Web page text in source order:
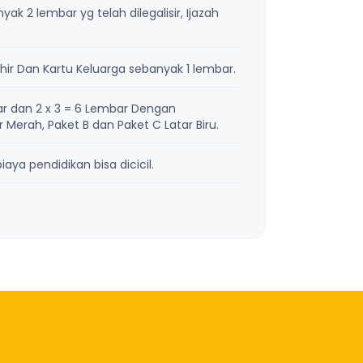
2 lembar yg telah dilegalisir, Ijazah
Dan Kartu Keluarga sebanyak 1 lembar.
dan 2 x 3 = 6 Lembar Dengan
Paket B dan Paket C Latar Biru.
pendidikan bisa dicicil.